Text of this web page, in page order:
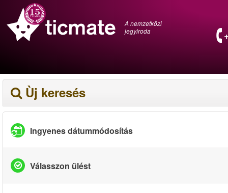
A nemzetközi
jegyiroda
Ùj keresés
Ingyenes dátummódosítás
Válasszon ülést